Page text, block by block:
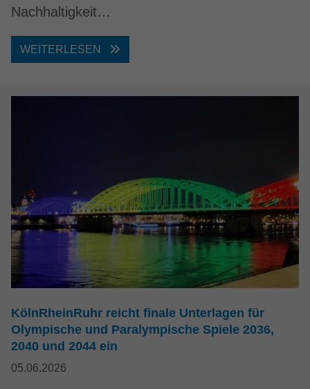
Nachhaltigkeit…
WEITERLESEN
KölnRheinRuhr reicht finale Unterlagen für
Olympische und Paralympische Spiele 2036,
2040 und 2044 ein
05.06.2026